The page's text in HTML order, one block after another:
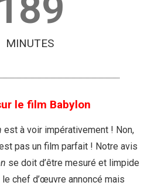
MINUTES
le film Babylon
est à voir impérativement ! Non,
pas un film parfait ! Notre avis
se doit d’être mesuré et limpide
le chef d’œuvre annoncé mais